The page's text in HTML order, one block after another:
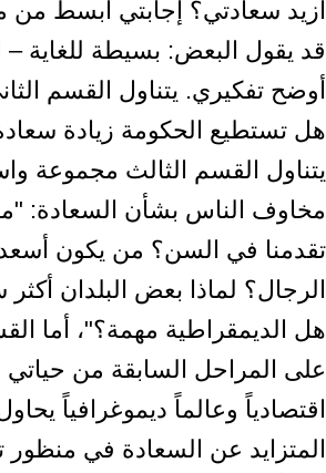
أزيد سعادتي؟ إجابتي أبسط
قد يقول البعض: بسيطة للغاية –
أوضح تفكيري. يتناول القسم
هل تستطيع الحكومة زيادة
يتناول القسم الثالث مجموعة
مخاوف الناس بشأن السعادة:
تقدمنا في السن؟ من يكون
الرجال؟ لماذا بعض البلدان
هل الديمقراطية مهمة؟"، أما
على المراحل السابقة من
اقتصادياً وعالماً ديموغرافياً
المتزايد عن السعادة في منظور